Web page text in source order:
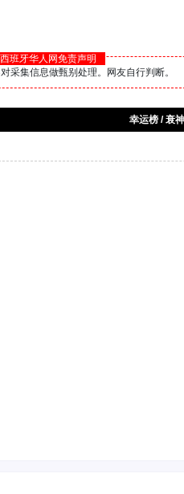
西班牙华人网免责声明
采集信息做甄别处理。网友自行判断。
幸运榜 / 衰